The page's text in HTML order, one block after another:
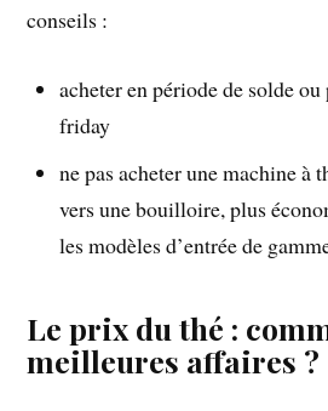
conseils :
acheter en période de solde
friday
ne pas acheter une machine à
vers une bouilloire, plus
les modèles d’entrée de
Le prix du thé :
meilleures affaires ?